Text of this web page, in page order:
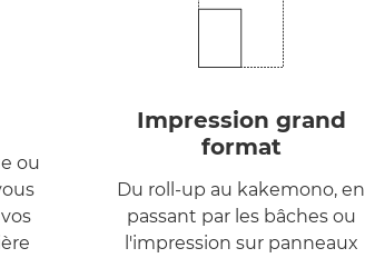
ou
Impression grand
format
Du roll-up au kakemono, en
passant par les bâches ou
l'impression sur panneaux